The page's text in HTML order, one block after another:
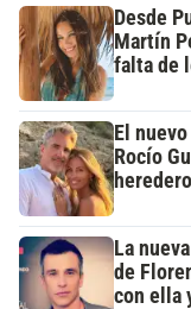
Desde
Martín
falta de
El
Rocío
La
de
con ella